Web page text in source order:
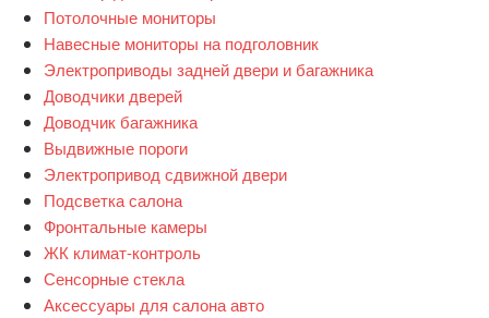
Потолочные мониторы
Навесные мониторы на подголовник
Электроприводы задней двери и багажника
Доводчики дверей
Доводчик багажника
Выдвижные пороги
Электропривод сдвижной двери
Подсветка салона
Фронтальные камеры
ЖК климат-контроль
Сенсорные стекла
Аксессуары для салона авто